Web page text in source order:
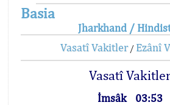
Basia
Jharkhand /
Vasatî Vakitler/ Ezânî
Vasatî
İmsâk
03:53